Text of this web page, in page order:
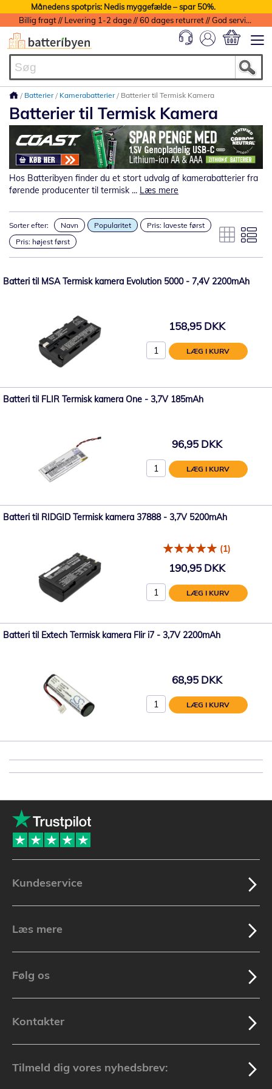
Månedens spotpris: Nedis myggefælde – spar 50%.
Billig fragt // Levering 1-2 dage // 60 dages returret // God service med garanti
Batterier Kamerabatterier Batterier til Termisk Kamera
Batterier til Termisk Kamera
Hos Batteribyen finder du et stort udvalg af kamerabatterier fra
førende producenter til termisk ... Læs mere
Sorter efter: Navn Popularitet
Pris: laveste først
Pris: højest først
Batteri til MSA Termisk kamera Evolution 5000 - 7,4V 2200mAh
158,95 DKK
LÆG I KURV
Batteri til FLIR Termisk kamera One - 3,7V 185mAh
96,95 DKK
LÆG I KURV
Batteri til RIDGID Termisk kamera 37888 - 3,7V 5200mAh
(1)
190,95 DKK
LÆG I KURV
Batteri til Extech Termisk kamera Flir i7 - 3,7V 2200mAh
68,95 DKK
LÆG I KURV
Kundeservice
Læs mere
Følg os
Kontakter
Tilmeld dig vores nyhedsbrev: